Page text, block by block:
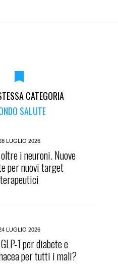
CATEGORIA
SALUTE
LUGLIO 2026
i neuroni. Nuove
per nuovi target
terapeutici
LUGLIO 2026
1 per diabete e
per tutti i mali?